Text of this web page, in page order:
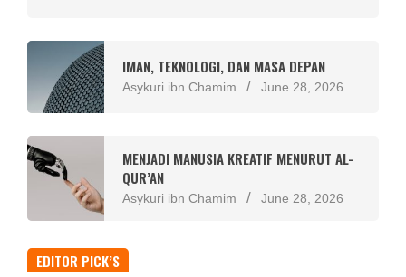
IMAN, TEKNOLOGI, DAN MASA DEPAN
Asykuri ibn Chamim June 28, 2026
MENJADI MANUSIA KREATIF MENURUT AL-
QUR’AN
Asykuri ibn Chamim June 28, 2026
EDITOR PICK’S